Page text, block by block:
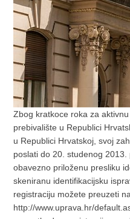
Zbog kratkoce roka za
prebivalište u Republici
u Republici Hrvatskoj, svoj
poslati do 20. studenog
obavezno priloženu presliku
skeniranu identifikacijsku
registraciju možete preuzeti
http://www.uprava.hr/